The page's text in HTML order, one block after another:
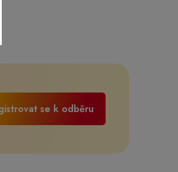
se k odběru